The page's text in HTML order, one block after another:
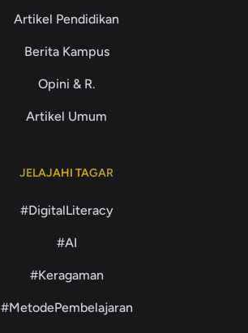
Artikel Pendidikan
Berita Kampus
Opini & R.
Artikel Umum
JELAJAHI TAGAR
#DigitalLiteracy
#AI
#Keragaman
#MetodePembelajaran